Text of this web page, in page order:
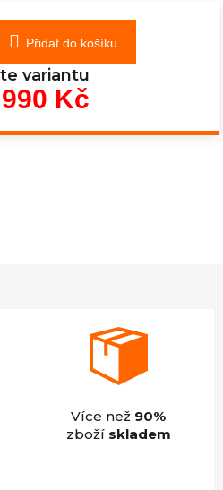
Přidat do košíku
variantu
Kč
Více než 90%
zboží skladem